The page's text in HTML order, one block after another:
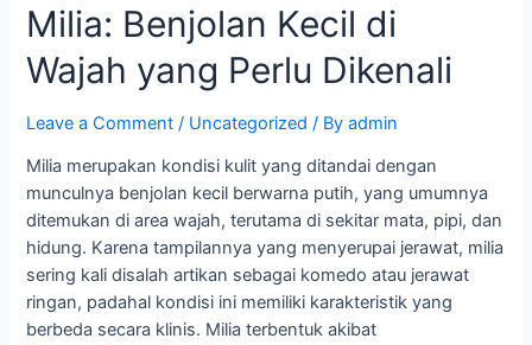
Milia: Benjolan Kecil di
Wajah yang Perlu Dikenali
Leave a Comment / Uncategorized / Byadmin
Milia merupakan kondisi kulit yang ditandai dengan
munculnya benjolan kecil berwarna putih, yang umumnya
ditemukan di area wajah, terutama di sekitar mata, pipi, dan
hidung. Karena tampilannya yang menyerupai jerawat, milia
sering kali disalah artikan sebagai komedo atau jerawat
ringan, padahal kondisi ini memiliki karakteristik yang
berbeda secara klinis. Milia terbentuk akibat